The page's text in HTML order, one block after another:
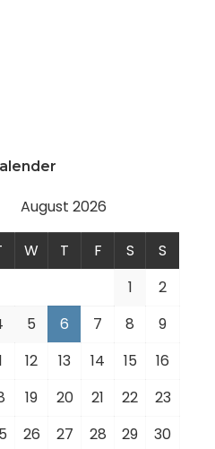
August 2026
W T F S
S
1
2
5 6 7 8
9
12 13 14 15
16
19 20 21 22
23
26 27 28 29 30